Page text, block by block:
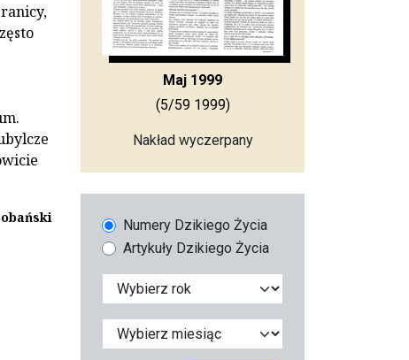
Maj 1999
(5/59 1999)
Nakład wyczerpany
Numery Dzikiego Życia
Artykuły Dzikiego Życia